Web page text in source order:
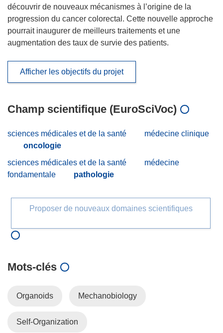
découvrir de nouveaux mécanismes à l’origine de la
progression du cancer colorectal. Cette nouvelle approche
pourrait inaugurer de meilleurs traitements et une
augmentation des taux de survie des patients.
Afficher les objectifs du projet
Champ scientifique (EuroSciVoc)
sciences médicales et de la santé
médecine clinique
oncologie
sciences médicales et de la santé
médecine
fondamentale
pathologie
Proposer de nouveaux domaines scientifiques
Mots‑clés
Organoids Mechanobiology
Self-Organization